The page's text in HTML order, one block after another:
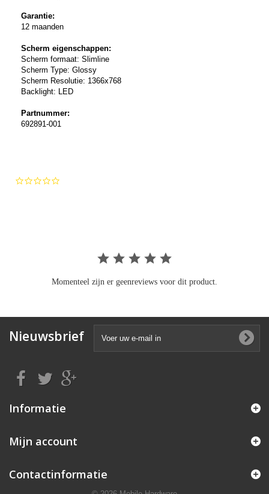
Garantie:
12 maanden
Scherm eigenschappen:
Scherm formaat: Slimline
Scherm Type: Glossy
Scherm Resolutie: 1366x768
Backlight: LED
Partnummer:
692891-001
Momenteel zijn er geenreviews voor dit product.
Nieuwsbrief
Informatie
Mijn account
Contactinformatie